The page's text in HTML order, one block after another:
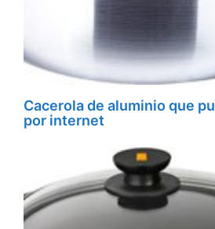
Cacerola de aluminio que
por internet